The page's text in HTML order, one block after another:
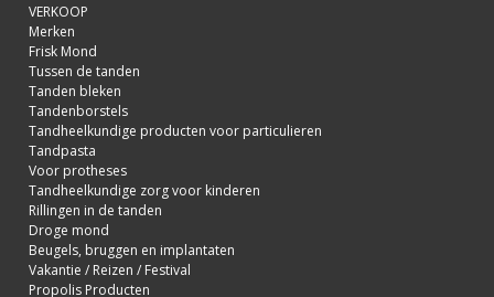
VERKOOP
Merken
Frisk Mond
Tussen de tanden
Tanden bleken
Tandenborstels
Tandheelkundige producten voor particulieren
Tandpasta
Voor protheses
Tandheelkundige zorg voor kinderen
Rillingen in de tanden
Droge mond
Beugels, bruggen en implantaten
Vakantie / Reizen / Festival
Propolis Producten